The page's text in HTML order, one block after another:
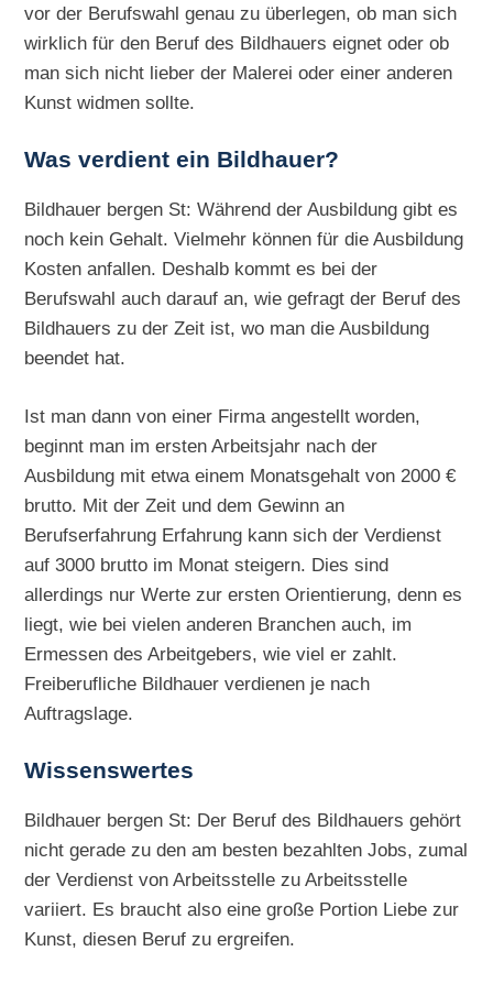
vor der Berufswahl genau zu überlegen, ob man sich
wirklich für den Beruf des Bildhauers eignet oder ob
man sich nicht lieber der Malerei oder einer anderen
Kunst widmen sollte.
Was verdient ein Bildhauer?
Bildhauer bergen St: Während der Ausbildung gibt es
noch kein Gehalt. Vielmehr können für die Ausbildung
Kosten anfallen. Deshalb kommt es bei der
Berufswahl auch darauf an, wie gefragt der Beruf des
Bildhauers zu der Zeit ist, wo man die Ausbildung
beendet hat.
Ist man dann von einer Firma angestellt worden,
beginnt man im ersten Arbeitsjahr nach der
Ausbildung mit etwa einem Monatsgehalt von 2000 €
brutto. Mit der Zeit und dem Gewinn an
Berufserfahrung Erfahrung kann sich der Verdienst
auf 3000 brutto im Monat steigern. Dies sind
allerdings nur Werte zur ersten Orientierung, denn es
liegt, wie bei vielen anderen Branchen auch, im
Ermessen des Arbeitgebers, wie viel er zahlt.
Freiberufliche Bildhauer verdienen je nach
Auftragslage.
Wissenswertes
Bildhauer bergen St: Der Beruf des Bildhauers gehört
nicht gerade zu den am besten bezahlten Jobs, zumal
der Verdienst von Arbeitsstelle zu Arbeitsstelle
variiert. Es braucht also eine große Portion Liebe zur
Kunst, diesen Beruf zu ergreifen.